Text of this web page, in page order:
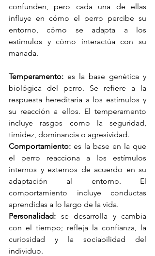
confunden, pero cada una de ellas
influye en cómo el perro percibe su
entorno, cómo se adapta a los
estímulos y cómo interactúa con su
manada.
Temperamento: es la base genética y
biológica del perro. Se refiere a la
respuesta hereditaria a los estímulos y
su reacción a ellos. El temperamento
incluye rasgos como la seguridad,
timidez, dominancia o agresividad.
Comportamiento: es la base en la que
el perro reacciona a los estímulos
internos y externos de acuerdo en su
adaptación al entorno. El
comportamiento incluye conductas
aprendidas a lo largo de la vida.
Personalidad: se desarrolla y cambia
con el tiempo; refleja la confianza, la
curiosidad y la sociabilidad del
individuo.